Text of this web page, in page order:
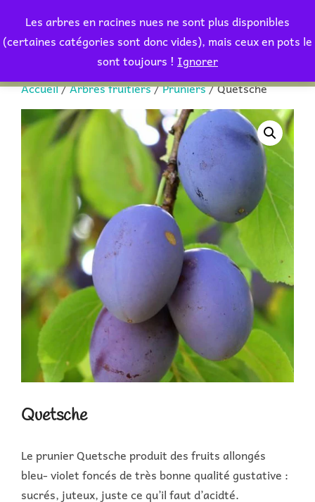
Les arbres en racines nues ne sont plus disponibles
(certaines catégories sont donc vides), mais ceux en pots le
sont toujours ! Ignorer
contenu
Rechercher :
Accueil/Arbres fruitiers/Pruniers/ Quetsche
Quetsche
Le prunier Quetsche produit des fruits allongés
bleu- violet foncés de très bonne qualité gustative :
sucrés, juteux, juste ce qu’il faut d’acidté.